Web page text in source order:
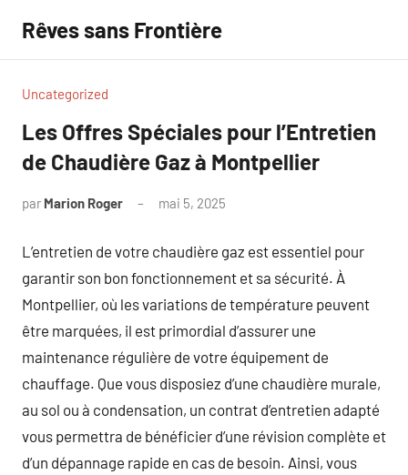
contenu
Rêves sans Frontière
Uncategorized
Les Offres Spéciales pour l’Entretien
de Chaudière Gaz à Montpellier
par Marion Roger mai 5, 2025
L’entretien de votre chaudière gaz est essentiel pour
garantir son bon fonctionnement et sa sécurité. À
Montpellier, où les variations de température peuvent
être marquées, il est primordial d’assurer une
maintenance régulière de votre équipement de
chauffage. Que vous disposiez d’une chaudière murale,
au sol ou à condensation, un contrat d’entretien adapté
vous permettra de bénéficier d’une révision complète et
d’un dépannage rapide en cas de besoin. Ainsi, vous